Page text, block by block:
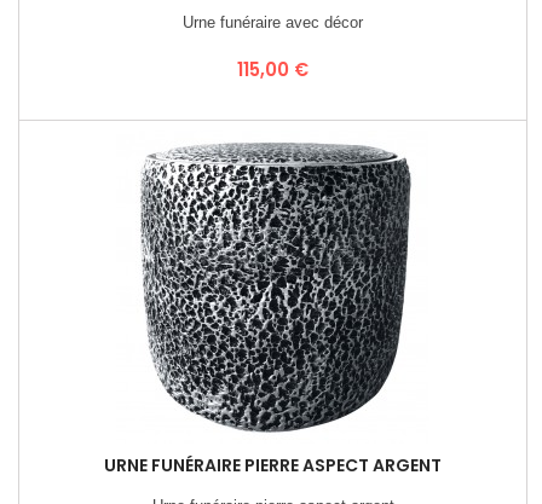
Urne funéraire avec décor
Prix
115,00 €
URNE FUNÉRAIRE PIERRE ASPECT ARGENT